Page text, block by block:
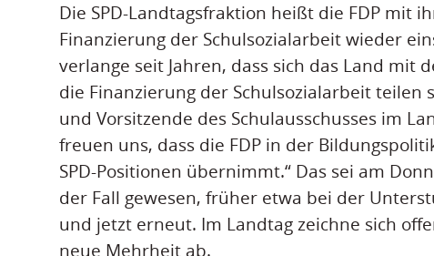
Die SPD-Landtagsfraktion heißt die FDP mit
Finanzierung der Schulsozialarbeit wieder
verlange seit Jahren, dass sich das Land mit
die Finanzierung der Schulsozialarbeit teilen
und Vorsitzende des Schulausschusses im
freuen uns, dass die FDP in der
SPD-Positionen übernimmt.“ Das sei am
der Fall gewesen, früher etwa bei der
und jetzt erneut. Im Landtag zeichne sich
neue Mehrheit ab.